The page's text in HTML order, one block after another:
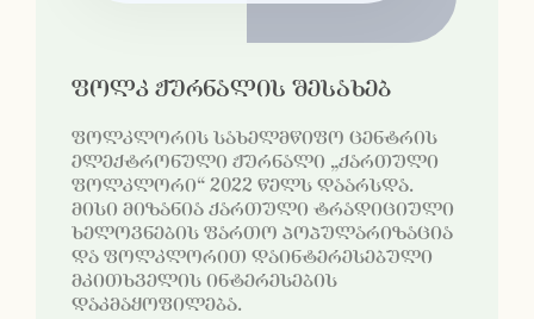
ფოლკ ჟურნალის შესახებ
ფოლკლორის სახელმწიფო ცენტრის
ელექტრონული ჟურნალი „ქართული
ფოლკლორი“ 2022 წელს დაარსდა.
მისი მიზანია ქართული ტრადიციული
ხელოვნების ფართო პოპულარიზაცია
და ფოლკლორით დაინტერესებული
მკითხველის ინტერესების
დაკმაყოფილება.